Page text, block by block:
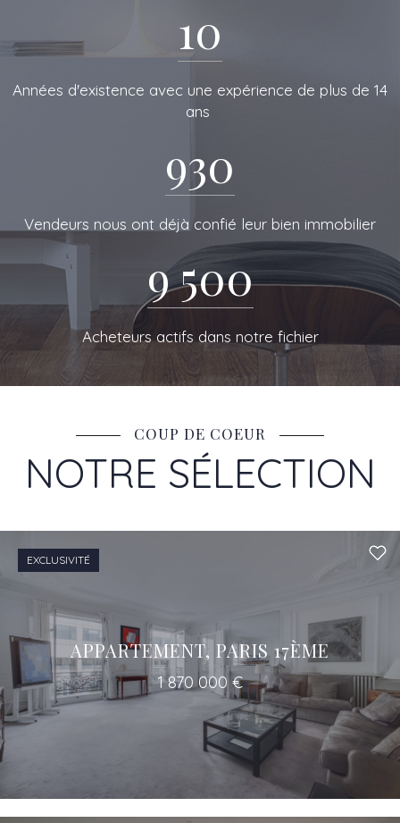
L'IMMOBILIERE
10
Années d'existence avec une expérience de plus de 14
ans
930
Vendeurs nous ont déjà confié leur bien immobilier
9 500
Acheteurs actifs dans notre fichier
COUP DE COEUR
NOTRE SÉLECTION
APPARTEMENT, PARIS 17ÈME
1 870 000 €
EXCLUSIVITÉ